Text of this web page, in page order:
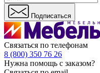
Подписаться
Связаться по телефонам
8 (800) 350 76 26
Нужна помощь с заказом?